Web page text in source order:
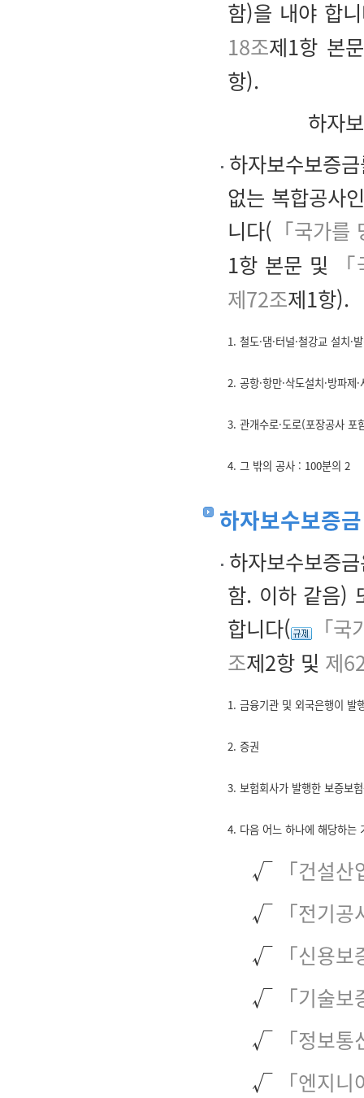
함)을 내야 합
18조제1항 본
항).
하자
하자보수보증
없는 복합공사
니다( 「국가
1항 본문 및
제72조제1항).
1. 철도·댐·터널·철강교 설치
2. 공항·항만·삭도설치·방파
3. 관개수로·도로(포장공사 포
4. 그 밖의 공사 : 100분의 2
하자보수보증
하자보수보증
함. 이하 같음)
합니다(
「
조제2항 및 제
1. 금융기관 및 외국은행이 발
2. 증권
3. 보험회사가 발행한 보증보
4. 다음 어느 하나에 해당하는
√ 「건설
√ 「전기
√ 「신용
√ 「기술
√ 「정보
√ 「엔지